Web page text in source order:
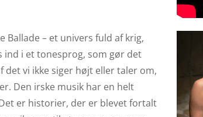
– et univers fuld af krig,
ind i et tonesprog, som gør det
vi ikke siger højt eller taler om,
Den irske musik har en helt
er historier, der er blevet fortalt